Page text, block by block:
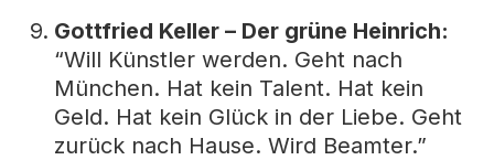
Gottfried Keller – Der grüne Heinrich:
“Will Künstler werden. Geht nach
München. Hat kein Talent. Hat kein
Geld. Hat kein Glück in der Liebe. Geht
zurück nach Hause. Wird Beamter.”